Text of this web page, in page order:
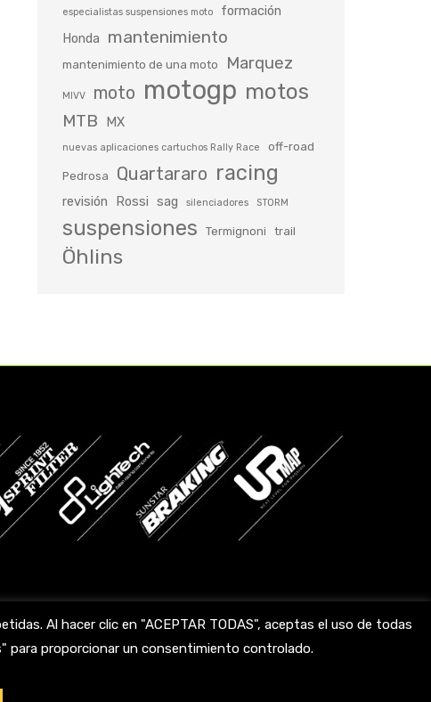
especialistas suspensiones moto
formación
Honda
mantenimiento
mantenimiento de una moto Marquez
MIVV moto motogp motos
MTB MX
nuevas aplicaciones cartuchos Rally Race off-road
Pedrosa Quartararo racing
revisión Rossi sag silenciadores STORM
suspensiones Termignoni trail
Öhlins
Al hacer clic en "ACEPTAR TODAS", aceptas el uso de todas
para proporcionar un consentimiento controlado.